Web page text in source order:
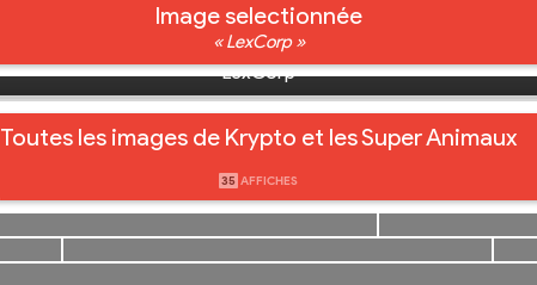
Image selectionnée
« LexCorp »
LexCorp
Toutes les images de Krypto et les Super Animaux
35 AFFICHES